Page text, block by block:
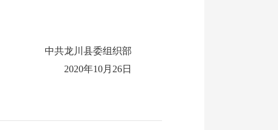
中共龙川县委组织部
2020年10月26日